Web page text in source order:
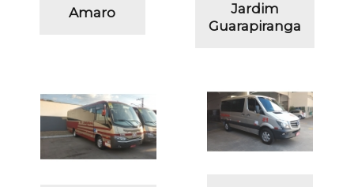
Amaro
Jardim
Guarapiranga